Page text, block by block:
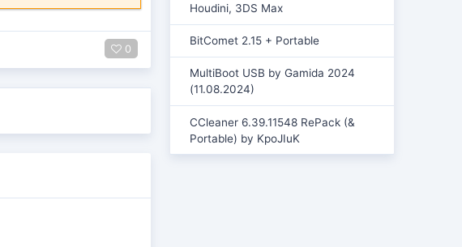
0
Houdini, 3DS Max
BitComet 2.15 + Portable
MultiBoot USB by Gamida 2024
(11.08.2024)
CCleaner 6.39.11548 RePack (&
Portable) by KpoJIuK